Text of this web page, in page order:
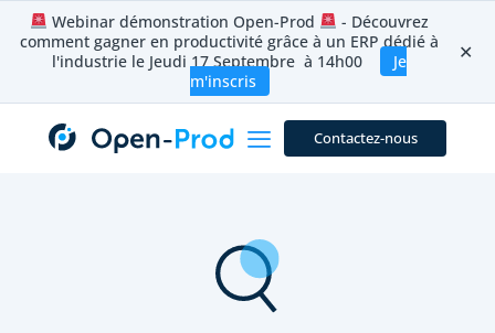
Webinar démonstration Open-Prod
- Découvrez
comment gagner en productivité grâce à un ERP dédié à
l'industrie le Jeudi 17 Septembre à 14h00
Je
m'inscris
✕
Aller
contenu
Contactez-nous